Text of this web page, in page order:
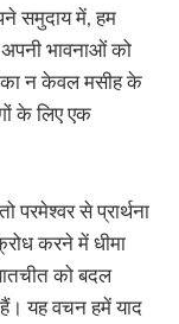
समुदाय में, हम
भावनाओं को
न केवल मसीह के
के लिए एक
परमेश्वर से प्रार्थना
करने में धीमा
को बदल
यह वचन हमें याद